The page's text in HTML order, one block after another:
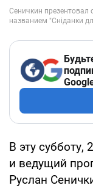
В эту субботу,
и ведущий
Руслан